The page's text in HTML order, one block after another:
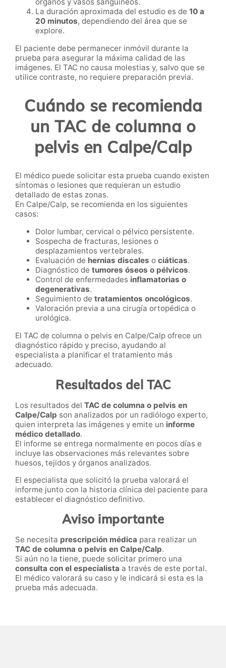
órganos y vasos sanguíneos.
La duración aproximada del estudio es de 10 a
20 minutos, dependiendo del área que se
explore.
El paciente debe permanecer inmóvil durante la
prueba para asegurar la máxima calidad de las
imágenes. El TAC no causa molestias y, salvo que se
utilice contraste, no requiere preparación previa.
Cuándo se recomienda
un TAC de columna o
pelvis en Calpe/Calp
El médico puede solicitar esta prueba cuando existen
síntomas o lesiones que requieran un estudio
detallado de estas zonas.
En Calpe/Calp, se recomienda en los siguientes
casos:
Dolor lumbar, cervical o pélvico persistente.
Sospecha de fracturas, lesiones o
desplazamientos vertebrales.
Evaluación de hernias discales o ciáticas.
Diagnóstico de tumores óseos o pélvicos.
Control de enfermedades inflamatorias o
degenerativas.
Seguimiento de tratamientos oncológicos.
Valoración previa a una cirugía ortopédica o
urológica.
El TAC de columna o pelvis en Calpe/Calp ofrece un
diagnóstico rápido y preciso, ayudando al
especialista a planificar el tratamiento más
adecuado.
Resultados del TAC
Los resultados del TAC de columna o pelvis en
Calpe/Calp son analizados por un radiólogo experto,
quien interpreta las imágenes y emite un informe
médico detallado.
El informe se entrega normalmente en pocos días e
incluye las observaciones más relevantes sobre
huesos, tejidos y órganos analizados.
El especialista que solicitó la prueba valorará el
informe junto con la historia clínica del paciente para
establecer el diagnóstico definitivo.
Aviso importante
Se necesita prescripción médica para realizar un
TAC de columna o pelvis en Calpe/Calp.
Si aún no la tiene, puede solicitar primero una
consulta con el especialista a través de este portal.
El médico valorará su caso y le indicará si esta es la
prueba más adecuada.